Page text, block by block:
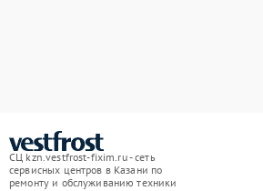
СЦ kzn.vestfrost-fixim.ru - сеть
сервисных центров в Казани по
ремонту и обслуживанию техники